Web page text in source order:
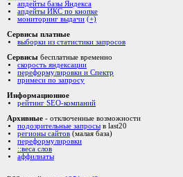
апдейты базы Яндекса
апдейты ИКС по кнопке
мониторинг выдачи (+)
Сервисы платные
выборки из статистики запросов
Сервисы бесплатные временно
скорость яндексации
переформулировки и Спектр
примеси по запросу
Информационное
рейтинг SEO-компаний
Архивные - отключенные возможности
подозрительные запросы в last20
регионы сайтов (малая база)
переформулировки
::веса слов
аффилиаты